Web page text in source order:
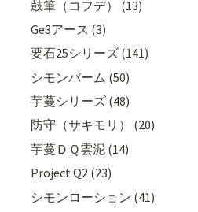
鼓筆（コフデ） (13)
Ge3アース (3)
要石25シリーズ (141)
シモンバーム (50)
芋蔓シリーズ (48)
防守（サキモリ） (20)
芋蔓ＤＱ雲泥 (14)
Project Q2 (23)
シモンローション (41)